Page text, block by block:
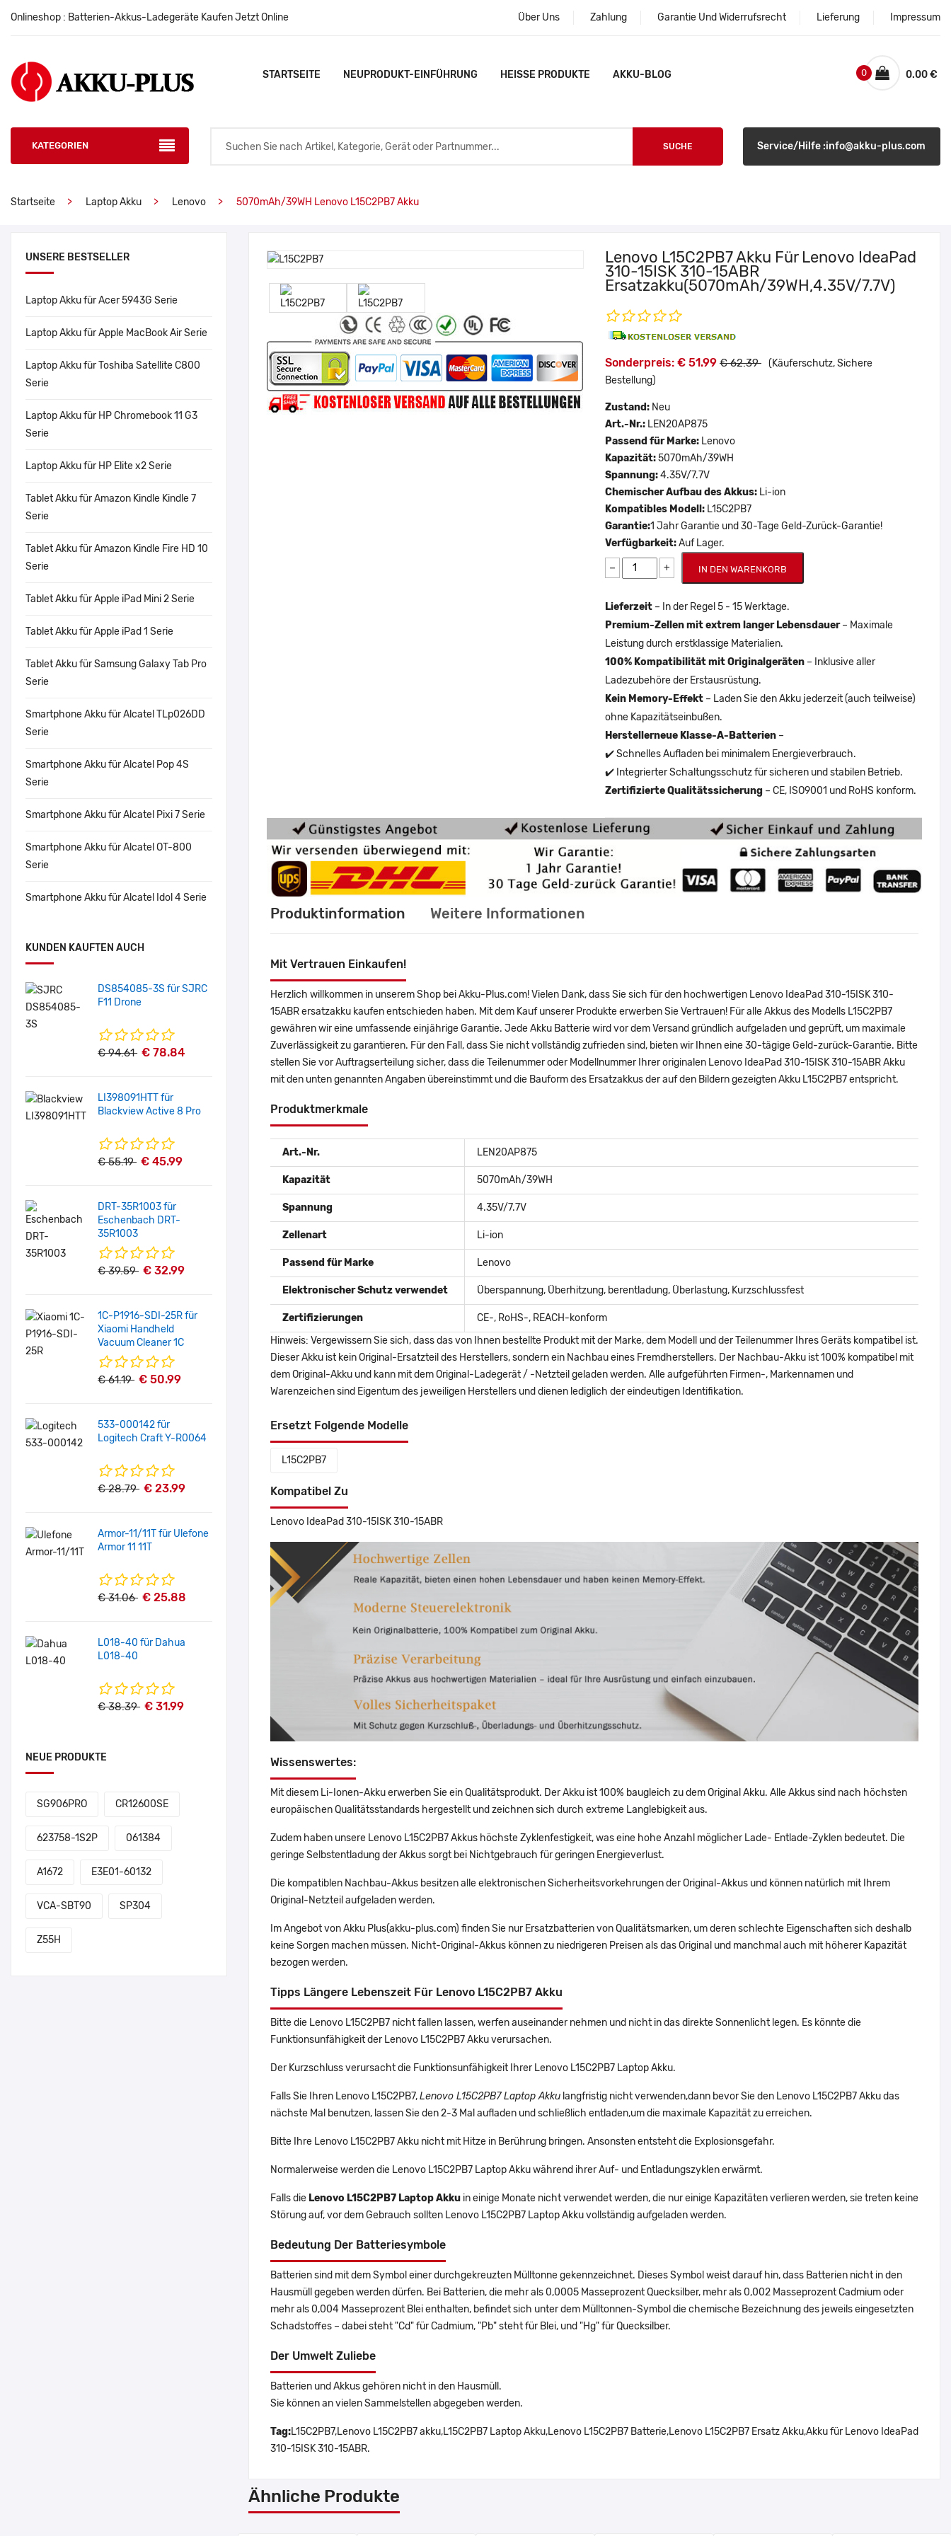
Onlineshop : Batterien-Akkus-Ladegeräte Kaufen Jetzt Online Über Uns Zahlung Garantie Und Widerrufsrecht Lieferung Impressum
STARTSEITE NEUPRODUKT-EINFÜHRUNG HEISSE PRODUKTE AKKU-BLOG 0.00 €
0
KATEGORIEN SUCHE Service/Hilfe :info@akku-plus.com
Startseite Laptop Akku Lenovo 5070mAh/39WH Lenovo L15C2PB7 Akku
UNSERE BESTSELLER
Laptop Akku für Acer 5943G Serie
Laptop Akku für Apple MacBook Air Serie
Laptop Akku für Toshiba Satellite C800
Serie
Laptop Akku für HP Chromebook 11 G3
Serie
Laptop Akku für HP Elite x2 Serie
Tablet Akku für Amazon Kindle Kindle 7
Serie
Tablet Akku für Amazon Kindle Fire HD 10
Serie
Tablet Akku für Apple iPad Mini 2 Serie
Tablet Akku für Apple iPad 1 Serie
Tablet Akku für Samsung Galaxy Tab Pro
Serie
Smartphone Akku für Alcatel TLp026DD
Serie
Smartphone Akku für Alcatel Pop 4S
Serie
Smartphone Akku für Alcatel Pixi 7 Serie
Smartphone Akku für Alcatel OT-800
Serie
Smartphone Akku für Alcatel Idol 4 Serie
KUNDEN KAUFTEN AUCH
DS854085-3S für SJRC
F11 Drone
€ 94.61 € 78.84
LI398091HTT für
Blackview Active 8 Pro
€ 55.19 € 45.99
DRT-35R1003 für
Eschenbach DRT-
35R1003
€ 39.59 € 32.99
1C-P1916-SDI-25R für
Xiaomi Handheld
Vacuum Cleaner 1C
€ 61.19 € 50.99
533-000142 für
Logitech Craft Y-R0064
€ 28.79 € 23.99
Armor-11/11T für Ulefone
Armor 11 11T
€ 31.06 € 25.88
L018-40 für Dahua
L018-40
€ 38.39 € 31.99
NEUE PRODUKTE
SG906PRO CR12600SE
623758-1S2P 061384
A1672 E3E01-60132
VCA-SBT90 SP304
Z55H
Lenovo L15C2PB7 Akku Für Lenovo IdeaPad
310-15ISK 310-15ABR
Ersatzakku(5070mAh/39WH,4.35V/7.7V)
Sonderpreis: € 51.99 € 62.39 (Käuferschutz, Sichere
Bestellung)
Zustand: Neu
Art.-Nr.: LEN20AP875
Passend für Marke: Lenovo
Kapazität:5070mAh/39WH
Spannung:4.35V/7.7V
Chemischer Aufbau des Akkus: Li-ion
Kompatibles Modell: L15C2PB7
Garantie:1 Jahr Garantie und 30-Tage Geld-Zurück-Garantie!
Verfügbarkeit:Auf Lager.
− + IN DEN WARENKORB
Lieferzeit – In der Regel 5 - 15 Werktage.
Premium-Zellen mit extrem langer Lebensdauer– Maximale
Leistung durch erstklassige Materialien.
100% Kompatibilität mit Originalgeräten – Inklusive aller
Ladezubehöre der Erstausrüstung.
Kein Memory-Effekt – Laden Sie den Akku jederzeit (auch teilweise)
ohne Kapazitätseinbußen.
Herstellerneue Klasse-A-Batterien –
✔️ Schnelles Aufladen bei minimalem Energieverbrauch.
✔️ Integrierter Schaltungsschutz für sicheren und stabilen Betrieb.
Zertifizierte Qualitätssicherung – CE, ISO9001 und RoHS konform.
Produktinformation Weitere Informationen
Mit Vertrauen Einkaufen!
Herzlich willkommen in unserem Shop bei Akku-Plus.com! Vielen Dank, dass Sie sich für den hochwertigen Lenovo IdeaPad 310-15ISK 310-
15ABR ersatzakku kaufen entschieden haben. Mit dem Kauf unserer Produkte erwerben Sie Vertrauen! Für alle Akkus des Modells L15C2PB7
gewähren wir eine umfassende einjährige Garantie. Jede Akku Batterie wird vor dem Versand gründlich aufgeladen und geprüft, um maximale
Zuverlässigkeit zu garantieren. Für den Fall, dass Sie nicht vollständig zufrieden sind, bieten wir Ihnen eine 30-tägige Geld-zurück-Garantie. Bitte
stellen Sie vor Auftragserteilung sicher, dass die Teilenummer oder Modellnummer Ihrer originalen Lenovo IdeaPad 310-15ISK 310-15ABR Akku
mit den unten genannten Angaben übereinstimmt und die Bauform des Ersatzakkus der auf den Bildern gezeigten Akku L15C2PB7 entspricht.
Produktmerkmale
Art.-Nr. LEN20AP875
Kapazität 5070mAh/39WH
Spannung 4.35V/7.7V
Zellenart Li-ion
Passend für Marke Lenovo
Elektronischer Schutz verwendet Überspannung, Überhitzung, berentladung, Überlastung, Kurzschlussfest
Zertifizierungen
CE-, RoHS-, REACH-konform
Hinweis: Vergewissern Sie sich, dass das von Ihnen bestellte Produkt mit der Marke, dem Modell und der Teilenummer Ihres Geräts kompatibel ist.
Dieser Akku ist kein Original-Ersatzteil des Herstellers, sondern ein Nachbau eines Fremdherstellers. Der Nachbau-Akku ist 100% kompatibel mit
dem Original-Akku und kann mit dem Original-Ladegerät / -Netzteil geladen werden. Alle aufgeführten Firmen-, Markennamen und
Warenzeichen sind Eigentum des jeweiligen Herstellers und dienen lediglich der eindeutigen Identifikation.
Ersetzt Folgende Modelle
L15C2PB7
Kompatibel Zu
Lenovo IdeaPad 310-15ISK 310-15ABR
Wissenswertes:
Mit diesem Li-Ionen-Akku erwerben Sie ein Qualitätsprodukt. Der Akku ist 100% baugleich zu dem Original Akku. Alle Akkus sind nach höchsten
europäischen Qualitätsstandards hergestellt und zeichnen sich durch extreme Langlebigkeit aus.
Zudem haben unsere Lenovo L15C2PB7 Akkus höchste Zyklenfestigkeit, was eine hohe Anzahl möglicher Lade- Entlade-Zyklen bedeutet. Die
geringe Selbstentladung der Akkus sorgt bei Nichtgebrauch für geringen Energieverlust.
Die kompatiblen Nachbau-Akkus besitzen alle elektronischen Sicherheitsvorkehrungen der Original-Akkus und können natürlich mit Ihrem
Original-Netzteil aufgeladen werden.
Im Angebot von Akku Plus(akku-plus.com) finden Sie nur Ersatzbatterien von Qualitätsmarken, um deren schlechte Eigenschaften sich deshalb
keine Sorgen machen müssen. Nicht-Original-Akkus können zu niedrigeren Preisen als das Original und manchmal auch mit höherer Kapazität
bezogen werden.
Tipps Längere Lebenszeit Für Lenovo L15C2PB7 Akku
Bitte die Lenovo L15C2PB7 nicht fallen lassen, werfen auseinander nehmen und nicht in das direkte Sonnenlicht legen. Es könnte die
Funktionsunfähigkeit der Lenovo L15C2PB7 Akku verursachen.
Der Kurzschluss verursacht die Funktionsunfähigkeit Ihrer Lenovo L15C2PB7 Laptop Akku.
Falls Sie Ihren Lenovo L15C2PB7,Lenovo L15C2PB7 Laptop Akku langfristig nicht verwenden,dann bevor Sie den Lenovo L15C2PB7 Akku das
nächste Mal benutzen, lassen Sie den 2-3 Mal aufladen und schließlich entladen,um die maximale Kapazität zu erreichen.
Bitte Ihre Lenovo L15C2PB7 Akku nicht mit Hitze in Berührung bringen. Ansonsten entsteht die Explosionsgefahr.
Normalerweise werden die Lenovo L15C2PB7 Laptop Akku während ihrer Auf- und Entladungszyklen erwärmt.
Falls die Lenovo L15C2PB7 Laptop Akku in einige Monate nicht verwendet werden, die nur einige Kapazitäten verlieren werden, sie treten keine
Störung auf, vor dem Gebrauch sollten Lenovo L15C2PB7 Laptop Akku vollständig aufgeladen werden.
Bedeutung Der Batteriesymbole
Batterien sind mit dem Symbol einer durchgekreuzten Mülltonne gekennzeichnet. Dieses Symbol weist darauf hin, dass Batterien nicht in den
Hausmüll gegeben werden dürfen. Bei Batterien, die mehr als 0,0005 Masseprozent Quecksilber, mehr als 0,002 Masseprozent Cadmium oder
mehr als 0,004 Masseprozent Blei enthalten, befindet sich unter dem Mülltonnen-Symbol die chemische Bezeichnung des jeweils eingesetzten
Schadstoffes – dabei steht "Cd" für Cadmium, "Pb" steht für Blei, und "Hg" für Quecksilber.
Der Umwelt Zuliebe
Batterien und Akkus gehören nicht in den Hausmüll.
Sie können an vielen Sammelstellen abgegeben werden.
Tag:L15C2PB7,Lenovo L15C2PB7 akku,L15C2PB7 Laptop Akku,Lenovo L15C2PB7 Batterie,Lenovo L15C2PB7 Ersatz Akku,Akku für Lenovo IdeaPad
310-15ISK 310-15ABR.
Ähnliche Produkte